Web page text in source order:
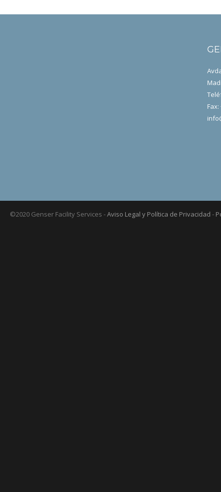
Fax:
©2020 Genser Facility Services -Aviso Legal y Política de Privacidad -